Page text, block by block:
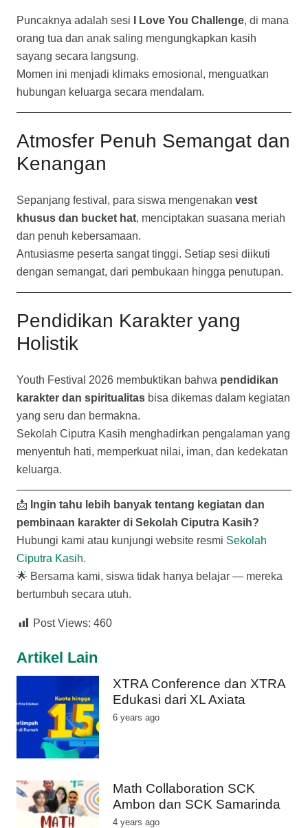
Puncaknya adalah sesi I Love You Challenge, di mana
orang tua dan anak saling mengungkapkan kasih
sayang secara langsung.
Momen ini menjadi klimaks emosional, menguatkan
hubungan keluarga secara mendalam.
Atmosfer Penuh Semangat dan
Kenangan
Sepanjang festival, para siswa mengenakan vest
khusus dan bucket hat, menciptakan suasana meriah
dan penuh kebersamaan.
Antusiasme peserta sangat tinggi. Setiap sesi diikuti
dengan semangat, dari pembukaan hingga penutupan.
Pendidikan Karakter yang
Holistik
Youth Festival 2026 membuktikan bahwa pendidikan
karakter dan spiritualitas bisa dikemas dalam kegiatan
yang seru dan bermakna.
Sekolah Ciputra Kasih menghadirkan pengalaman yang
menyentuh hati, memperkuat nilai, iman, dan kedekatan
keluarga.
📩 Ingin tahu lebih banyak tentang kegiatan dan
pembinaan karakter di Sekolah Ciputra Kasih?
Hubungi kami atau kunjungi website resmi Sekolah
Ciputra Kasih.
🌟 Bersama kami, siswa tidak hanya belajar — mereka
bertumbuh secara utuh.
Post Views: 460
Artikel Lain
XTRA Conference dan XTRA
Edukasi dari XL Axiata
6 years ago
Math Collaboration SCK
Ambon dan SCK Samarinda
4 years ago